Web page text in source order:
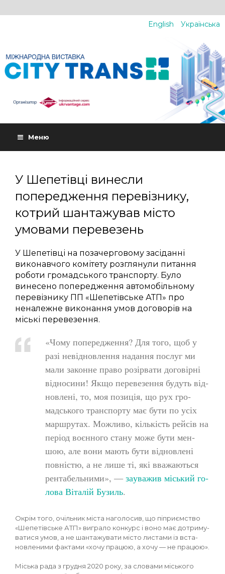
English Українська
Меню
У Шепетівці винесли
попередження перевізнику,
котрий шантажував місто
умовами перевезень
У Шепетівці на позачерговому засіданні
виконавчого комітету розглянули питання
роботи громадського транспорту. Було
винесено попередження автомобільному
перевізнику ПП «Шепетівське АТП» про
неналежне виконання умов договорів на
міські перевезення.
«Чо­му по­пе­ред­ження? Для то­го, щоб у
ра­зі не­від­новлен­ня на­дан­ня пос­луг ми
ма­ли за­кон­не пра­во ро­зір­ва­ти до­го­вір­ні
від­но­си­ни! Як­що пе­ре­ве­зен­ня бу­дуть від­
новле­ні, то, моя по­зи­ція, що рух гро­
мадсь­ко­го тран­спор­ту має бу­ти по усіх
мар­шру­тах. Мож­ли­во, кіль­кість рей­сів на
пе­рі­од во­єн­но­го ста­ну мо­же бу­ти мен­
шою, але во­ни ма­ють бу­ти від­новле­ні
пов­ністю, а не ли­ше ті, які вва­жа­ють­ся
рен­та­бель­ни­ми», — за­ува­жив місь­кий го­
ло­ва Ві­та­лій Бу­зиль.
Ок­рім то­го, очіль­ник міс­та на­го­ло­сив, що піп­ри­ємс­тво
«Ше­пе­тівсь­ке АТП» виг­ра­ло кон­курс і во­но має дот­ри­му­
ва­ти­ся умов, а не шан­та­жу­ва­ти міс­то лис­та­ми із вста­
нов­ле­ни­ми фак­та­ми «хо­чу пра­цюю, а хо­чу — не пра­цюю».
Міська рада з грудня 2020 року, за словами міського